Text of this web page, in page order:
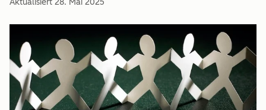
Aktualisiert 28. Mai 2025